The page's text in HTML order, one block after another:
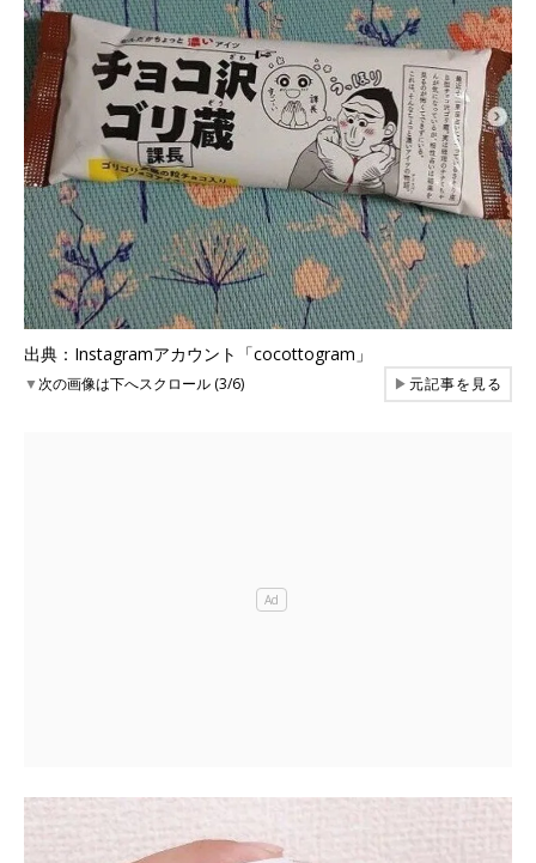
出典：Instagramアカウント「cocottogram」
▼次の画像は下へスクロール (3/6) ▶元記事を見る